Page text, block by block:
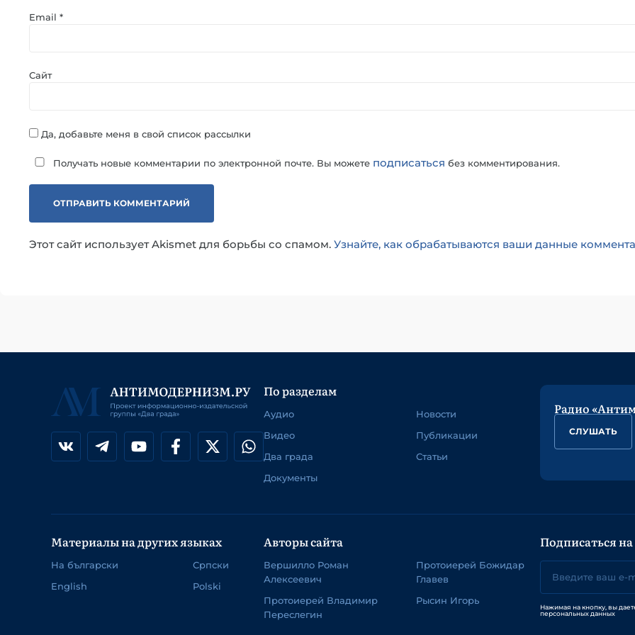
Email *
Сайт
Да, добавьте меня в свой список рассылки
Получать новые комментарии по электронной почте. Вы можете подписаться без комментирования.
Этот сайт использует Akismet для борьбы со спамом. Узнайте, как обрабатываются ваши данные
По разделам
Аудио
Видео
Два града
Документы
Новости
Публикации
Статьи
Радио
СЛУШАТЬ
Материалы на других языках
На български
English
Српски
Polski
Авторы сайта
Вершилло Роман
Алексеевич
Протоиерей Владимир
Переслегин
Протоиерей Божидар
Главев
Рысин Игорь
Подписаться
Нажимая на кнопку, вы
персональных данных